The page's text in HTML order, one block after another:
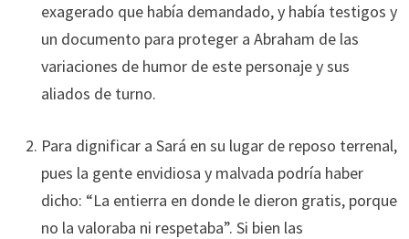
exagerado que había demandado, y había testigos y
un documento para proteger a Abraham de las
variaciones de humor de este personaje y sus
aliados de turno.
Para dignificar a Sará en su lugar de reposo terrenal,
pues la gente envidiosa y malvada podría haber
dicho: “La entierra en donde le dieron gratis, porque
no la valoraba ni respetaba”. Si bien las